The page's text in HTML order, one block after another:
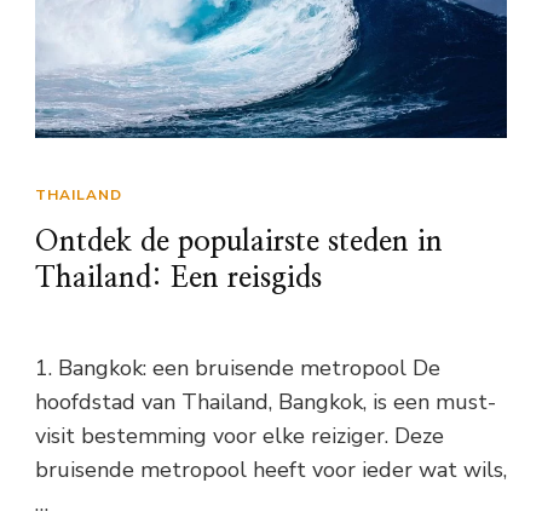
THAILAND
Ontdek de populairste steden in
Thailand: Een reisgids
1. Bangkok: een bruisende metropool De
hoofdstad van Thailand, Bangkok, is een must-
visit bestemming voor elke reiziger. Deze
bruisende metropool heeft voor ieder wat wils,
…